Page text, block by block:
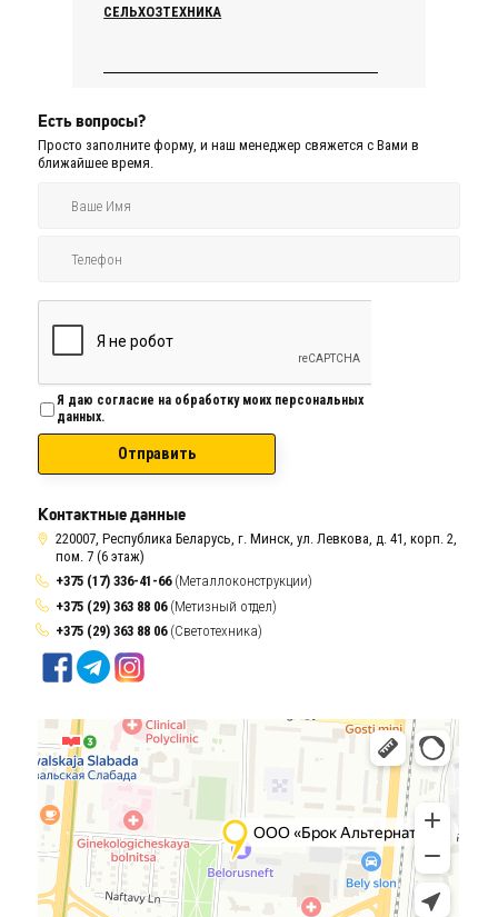
СЕЛЬХОЗТЕХНИКА
Есть вопросы?
Просто заполните форму, и наш менеджер свяжется с Вами в
ближайшее время.
Я даю согласие на обработку моих персональных
данных.
Отправить
Контактные данные
220007, Республика Беларусь, г. Минск, ул. Левкова, д. 41, корп. 2,
пом. 7 (6 этаж)
+375 (17) 336-41-66 (Металлоконструкции)
+375 (29) 363 88 06(Метизный отдел)
+375 (29) 363 88 06(Светотехника)